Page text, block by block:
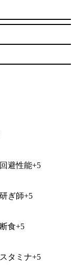
避性能+5
ぎ師+5
食+5
タミナ+5